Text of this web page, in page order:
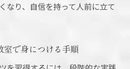
なり、自信を持って人前に立て
室で身につける手順